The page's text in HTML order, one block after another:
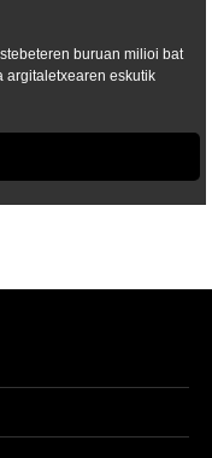
buruan milioi bat
argitaletxearen eskutik